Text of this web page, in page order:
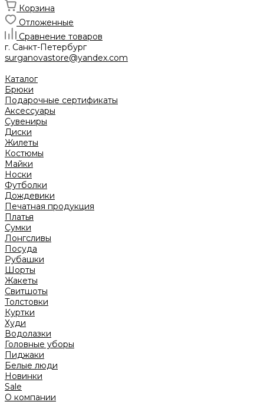
Корзина
Отложенные
Сравнение товаров
г. Санкт-Петербург
surganovastore@yandex.com
Каталог
Брюки
Подарочные сертификаты
Аксессуары
Сувениры
Диски
Жилеты
Костюмы
Майки
Носки
Футболки
Дождевики
Печатная продукция
Платья
Сумки
Лонгсливы
Посуда
Рубашки
Шорты
Жакеты
Свитшоты
Толстовки
Куртки
Худи
Водолазки
Головные уборы
Пиджаки
Белые люди
Новинки
Sale
О компании